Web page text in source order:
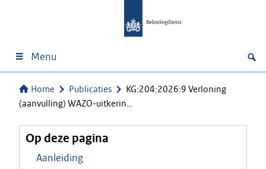
Menu
Home Publicaties
KG:204:2026:9 Verloning
(aanvulling) WAZO-uitkerin…
Op deze pagina
Aanleiding